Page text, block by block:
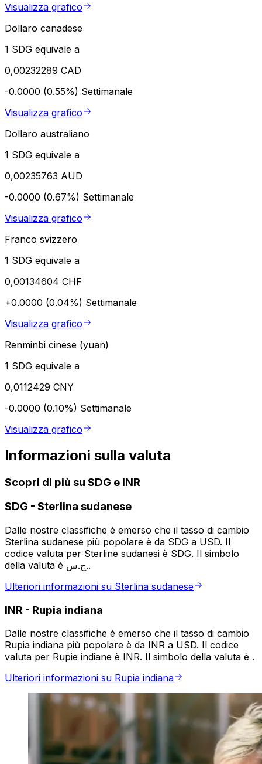
Visualizza grafico
Dollaro canadese
1 SDG equivale a
0,00232289 CAD
-0.0000 (0.55%) Settimanale
Visualizza grafico
Dollaro australiano
1 SDG equivale a
0,00235763 AUD
-0.0000 (0.67%) Settimanale
Visualizza grafico
Franco svizzero
1 SDG equivale a
0,00134604 CHF
+0.0000 (0.04%) Settimanale
Visualizza grafico
Renminbi cinese (yuan)
1 SDG equivale a
0,0112429 CNY
-0.0000 (0.10%) Settimanale
Visualizza grafico
Informazioni sulla valuta
Scopri di più su SDG e INR
SDG - Sterlina sudanese
Dalle nostre classifiche è emerso che il tasso di cambio
Sterlina sudanese più popolare è da SDG a USD. Il
codice valuta per Sterline sudanesi è SDG. Il simbolo
della valuta è ج.س..
Ulteriori informazioni su Sterlina sudanese
INR - Rupia indiana
Dalle nostre classifiche è emerso che il tasso di cambio
Rupia indiana più popolare è da INR a USD. Il codice
valuta per Rupie indiane è INR. Il simbolo della valuta è ₹.
Ulteriori informazioni su Rupia indiana